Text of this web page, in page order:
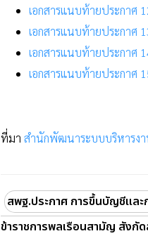
เอกสารแนบท้ายประกาศ
เอกสารแนบท้ายประกาศ
เอกสารแนบท้ายประกาศ
เอกสารแนบท้ายประกาศ
ที่มา สำนักพัฒนาระบบบริหารง
สพฐ.ประกาศ การขึ้นบัญชีแล
ข้าราชการพลเรือนสามัญ สังกั